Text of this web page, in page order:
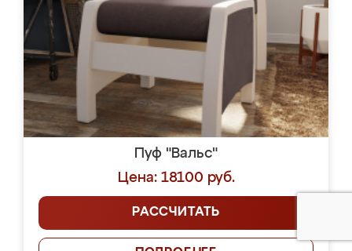
Пуф "Вальс"
Цена: 18100 руб.
РАССЧИТАТЬ